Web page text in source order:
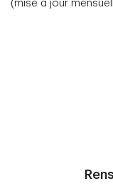
(mise à jour